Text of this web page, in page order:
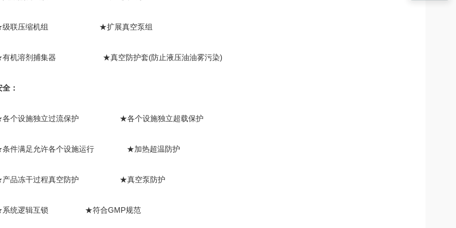
联压缩机组 ★扩展真空泵组
溶剂捕集器 ★真空防护套(防止液压油油雾污染)
全：
设施独立过流保护 ★各个设施独立超载保护
满足允许各个设施运行 ★加热超温防护
冻干过程真空防护 ★真空泵防护
逻辑互锁 ★符合GMP规范